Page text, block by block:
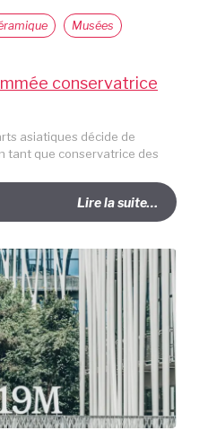
Musées
conservatrice
asiatiques décide de
tant que conservatrice des
Lire la suite…